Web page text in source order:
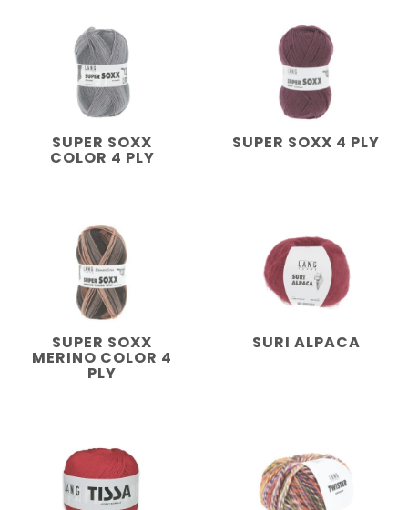
SUPER SOXX
COLOR 4 PLY
SUPER SOXX 4 PLY
SUPER SOXX
MERINO COLOR 4
PLY
SURI ALPACA